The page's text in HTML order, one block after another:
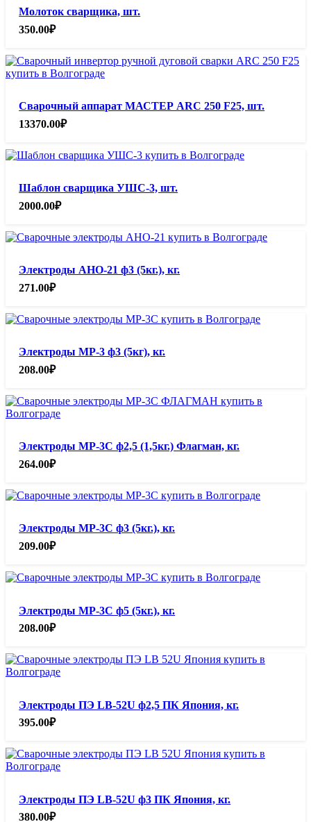
Молоток сварщика, шт.
350.00₽
Сварочный аппарат МАСТЕР ARC 250 F25, шт.
13370.00₽
Шаблон сварщика УШС-3, шт.
2000.00₽
Электроды АНО-21 ф3 (5кг.), кг.
271.00₽
Электроды МР-3 ф3 (5кг), кг.
208.00₽
Электроды МР-3С ф2,5 (1,5кг.) Флагман, кг.
264.00₽
Электроды МР-3С ф3 (5кг.), кг.
209.00₽
Электроды МР-3С ф5 (5кг.), кг.
208.00₽
Электроды ПЭ LB-52U ф2,5 ПК Япония, кг.
395.00₽
Электроды ПЭ LB-52U ф3 ПК Япония, кг.
380.00₽